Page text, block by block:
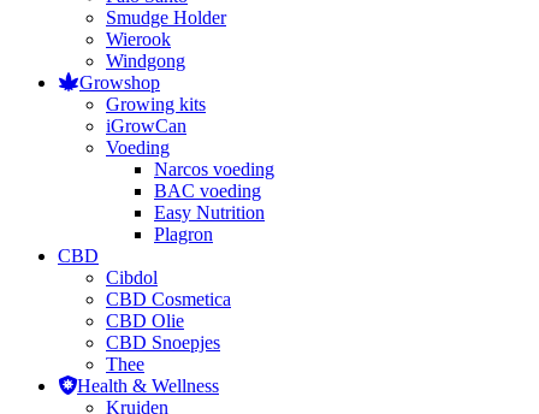
Smudge Holder
Wierook
Windgong
Growshop
Growing kits
iGrowCan
Voeding
Narcos voeding
BAC voeding
Easy Nutrition
Plagron
CBD
Cibdol
CBD Cosmetica
CBD Olie
CBD Snoepjes
Thee
Health & Wellness
Kruiden